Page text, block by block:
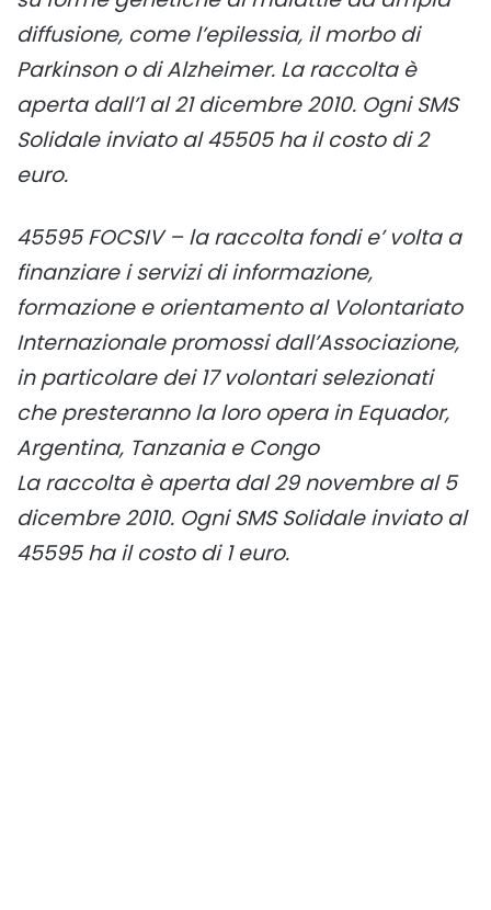
diffusione, come l’epilessia, il morbo di
Parkinson o di Alzheimer. La raccolta è
aperta dall’1 al 21 dicembre 2010. Ogni SMS
Solidale inviato al 45505 ha il costo di 2
euro.
45595 FOCSIV – la raccolta fondi e’ volta a
finanziare i servizi di informazione,
formazione e orientamento al Volontariato
Internazionale promossi dall’Associazione,
in particolare dei 17 volontari selezionati
che presteranno la loro opera in Equador,
Argentina, Tanzania e Congo
La raccolta è aperta dal 29 novembre al 5
dicembre 2010. Ogni SMS Solidale inviato al
45595 ha il costo di 1 euro.